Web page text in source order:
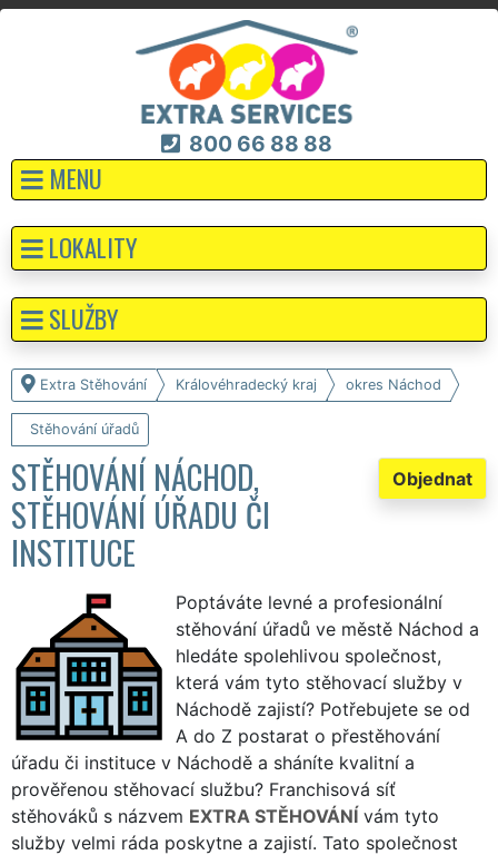
800 66 88 88
MENU
Extra Stěhování Královéhradecký kraj okres Náchod
Stěhování úřadů
Objednat
STĚHOVÁNÍ NÁCHOD,
STĚHOVÁNÍ ÚŘADU ČI
INSTITUCE
Poptáváte levné a profesionální
stěhování úřadů ve městě Náchod a
hledáte spolehlivou společnost,
která vám tyto stěhovací služby v
Náchodě zajistí? Potřebujete se od
A do Z postarat o přestěhování
úřadu či instituce v Náchodě a sháníte kvalitní a
prověřenou stěhovací službu? Franchisová síť
stěhováků s názvem EXTRA STĚHOVÁNÍ vám tyto
služby velmi ráda poskytne a zajistí. Tato společnost
LOKALITY
SLUŽBY